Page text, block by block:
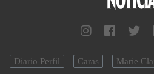
Diario Perfil Caras Marie